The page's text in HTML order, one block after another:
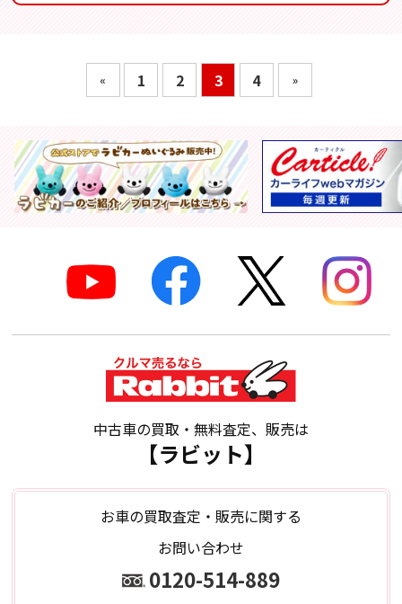
« 1 2 3 4 »
中古車の買取・無料査定、販売は
【ラビット】
お車の買取査定・販売に関する
お問い合わせ
0120-514-889